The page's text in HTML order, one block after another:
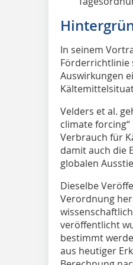
In seinem
Förderrichtlinie
Auswirkungen
Velders et al.
climate forcing“
Verbrauch für
damit auch die
globalen
Dieselbe
Verordnung
veröffentlicht
bestimmt
aus heutiger